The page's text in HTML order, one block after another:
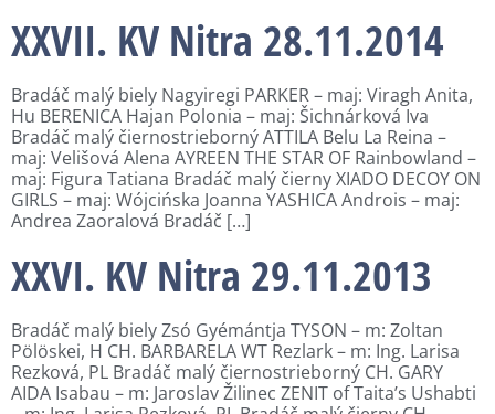
XXVII. KV Nitra 28.11.2014
Bradáč malý biely Nagyiregi PARKER – maj: Viragh Anita,
Hu BERENICA Hajan Polonia – maj: Šichnárková Iva
Bradáč malý čiernostrieborný ATTILA Belu La Reina –
maj: Velišová Alena AYREEN THE STAR OF Rainbowland –
maj: Figura Tatiana Bradáč malý čierny XIADO DECOY ON
GIRLS – maj: Wójcińska Joanna YASHICA Androis – maj:
Andrea Zaoralová Bradáč […]
XXVI. KV Nitra 29.11.2013
Bradáč malý biely Zsó Gyémántja TYSON – m: Zoltan
Pölöskei, H CH. BARBARELA WT Rezlark – m: Ing. Larisa
Rezková, PL Bradáč malý čiernostrieborný CH. GARY
AIDA Isabau – m: Jaroslav Žilinec ZENIT of Taita’s Ushabti